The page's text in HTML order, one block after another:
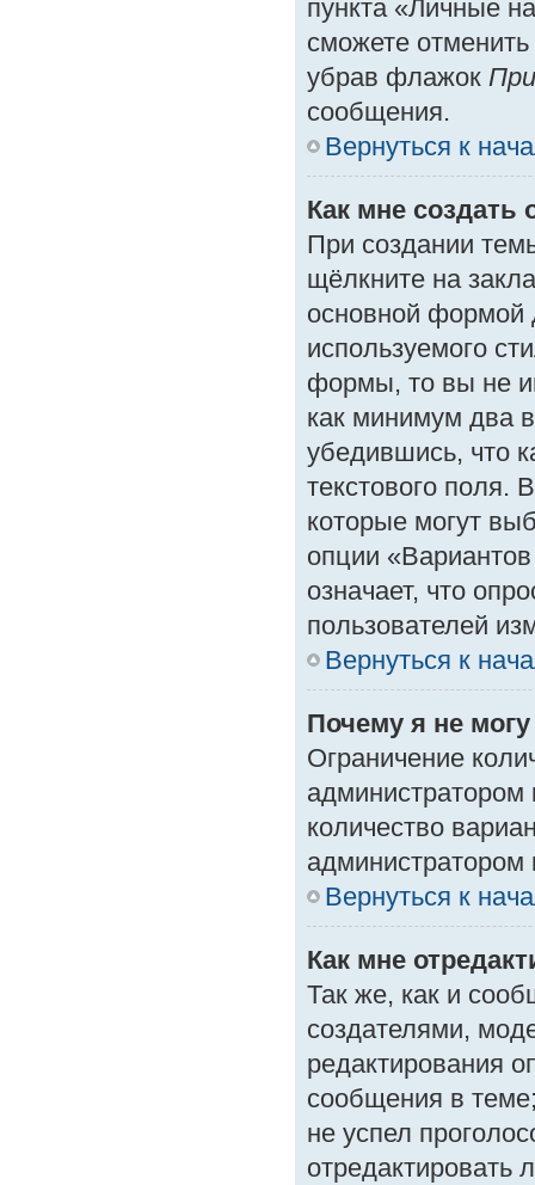
пункта «Личные
сможете
убрав флажок
сообщения.
Вернуться к
Как мне создать
При создании
щёлкните на
основной формой
используемого
формы, то вы не
как минимум два
убедившись, что
текстового поля.
которые могут
опции
означает, что
пользователей
Вернуться к
Почему я не
Ограничение
количество
Вернуться к
Как мне
Так же, как и
создателями,
редактирования
сообщения в
не успел
отредактировать